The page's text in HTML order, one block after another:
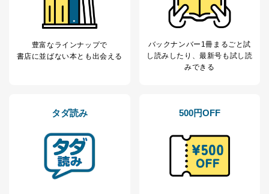
当社の定期購読サ
の方の個人情報
ｅメール等による商品、サービ
ス、キャンペーン等の広告の案内
個人が特定できない形で取得した
閲覧履歴や購買履歴等の情報を分
析して、趣味・嗜好に
いただいた方の個
人情報
処、オペレーター教育など応対品
当社カスタマーQ＆
Aサービス利用者
ｅメール等によるカスタマーQ＆A
サイトのサービス内容のご案内の
豊富なラインナップで
書店に並ばない本とも出会える
バックナンバー1冊まるごと試
し読み したり、最新号も試し読
みできる
タダ読み 500円OFF